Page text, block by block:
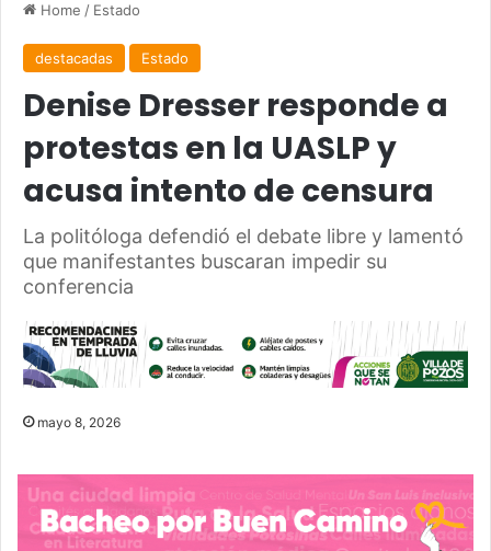
Home / Estado
destacadas Estado
Denise Dresser responde a
protestas en la UASLP y
acusa intento de censura
La politóloga defendió el debate libre y lamentó
que manifestantes buscaran impedir su
conferencia
mayo 8, 2026